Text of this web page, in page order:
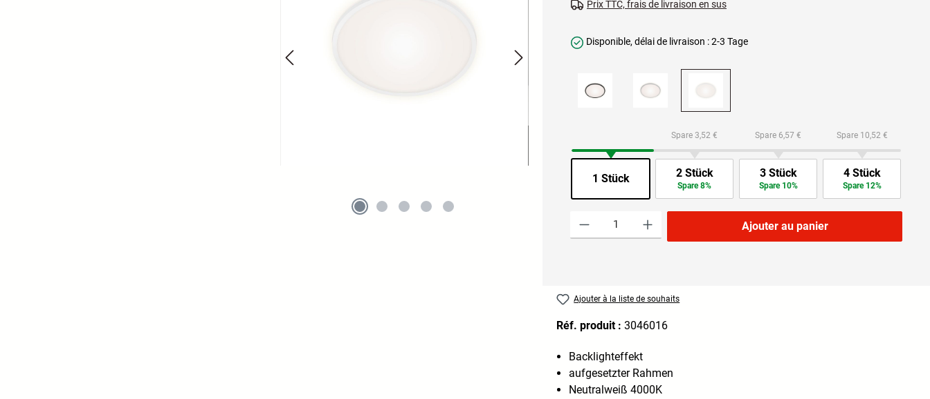
Prix TTC, frais de livraison en sus
Disponible, délai de livraison : 2-3 Tage
1 Stück
Spare 3,52 €
2 Stück
Spare 8%
Spare 6,57 €
3 Stück
Spare 10%
Spare 10,52 €
4 Stück
Spare 12%
Ajouter au panier
Ajouter à la liste de souhaits
Réf. produit : 3046016
Backlighteffekt
aufgesetzter Rahmen
Neutralweiß 4000K